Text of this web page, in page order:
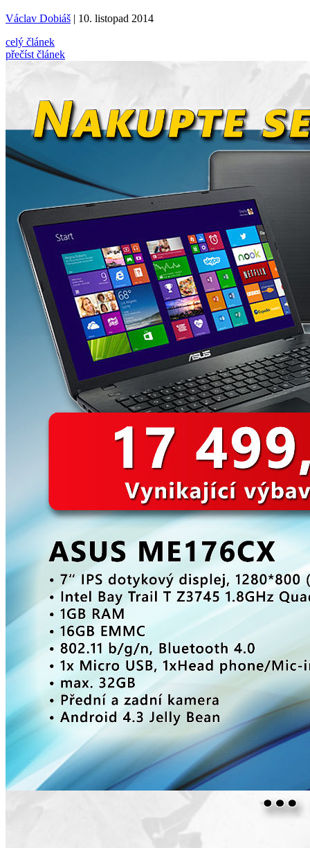
Václav Dobiáš | 10. listopad 2014
celý článek
přečíst článek